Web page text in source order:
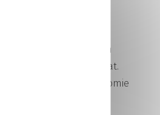
sa formation
tout au long de son
âge et de son contrat.
de gagner en autonomie
ses études.